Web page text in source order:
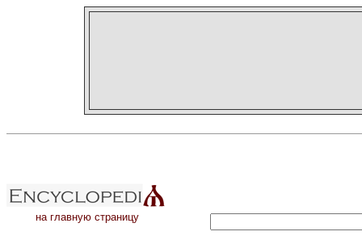
на главную страницу